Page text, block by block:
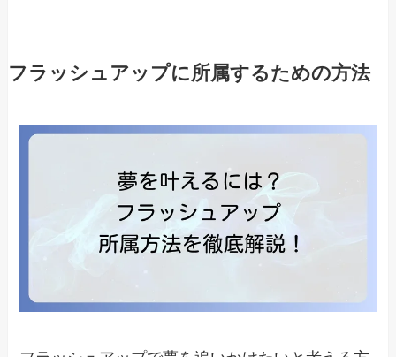
フラッシュアップに所属するための方法